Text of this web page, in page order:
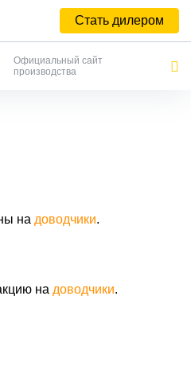
Стать дилером
Официальный сайт
производства
на доводчики.
на доводчики.